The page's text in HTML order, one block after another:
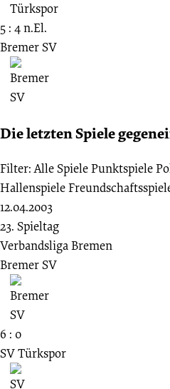
5 : 4 n.El.
Bremer SV
Die letzten Spiele
Filter: Alle SpielePunktspiele
Hallenspiele
12.04.2003
23. Spieltag
Verbandsliga Bremen
Bremer SV
6 : 0
SV Türkspor